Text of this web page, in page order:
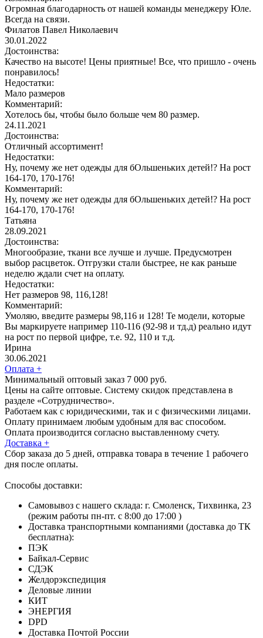
Огромная благодарность от нашей команды менеджеру Юле.
Всегда на связи.
Филатов Павел Николаевич
30.01.2022
Достоинства:
Качество на высоте! Цены приятные! Все, что пришло - очень
понравилось!
Недостатки:
Мало размеров
Комментарий:
Хотелось бы, чтобы было больше чем 80 размер.
24.11.2021
Достоинства:
Отличный ассортимент!
Недостатки:
Ну, почему же нет одежды для бОльшеньких детей!? На рост
164-170, 170-176!
Комментарий:
Ну, почему же нет одежды для бОльшеньких детей!? На рост
164-170, 170-176!
Татьяна
28.09.2021
Достоинства:
Многообразие, ткани все лучше и лучше. Предусмотрен
выбор расцветок. Отгрузки стали быстрее, не как раньше
неделю ждали счет на оплату.
Недостатки:
Нет размеров 98, 116,128!
Комментарий:
Умоляю, введите размеры 98,116 и 128! Те модели, которые
Вы маркируете например 110-116 (92-98 и тд.д) реально идут
на рост по первой цифре, т.е. 92, 110 и т.д.
Ирина
30.06.2021
Оплата +
Минимальный оптовый заказ 7 000 руб.
Цены на сайте оптовые. Систему скидок представлена в
разделе «Сотрудничество».
Работаем как с юридическими, так и с физическими лицами.
Оплату принимаем любым удобным для вас способом.
Оплата производится согласно выставленному счету.
Доставка +
Сбор заказа до 5 дней, отправка товара в течение 1 рабочего
дня после оплаты.
Способы доставки:
Самовывоз с нашего склада: г. Смоленск, Тихвинка, 23
(режим работы пн-пт. с 8:00 до 17:00 )
Доставка транспортными компаниями (доставка до ТК
бесплатна):
ПЭК
Байкал-Сервис
СДЭК
Желдорэкспедиция
Деловые линии
КИТ
ЭНЕРГИЯ
DPD
Доставка Почтой России